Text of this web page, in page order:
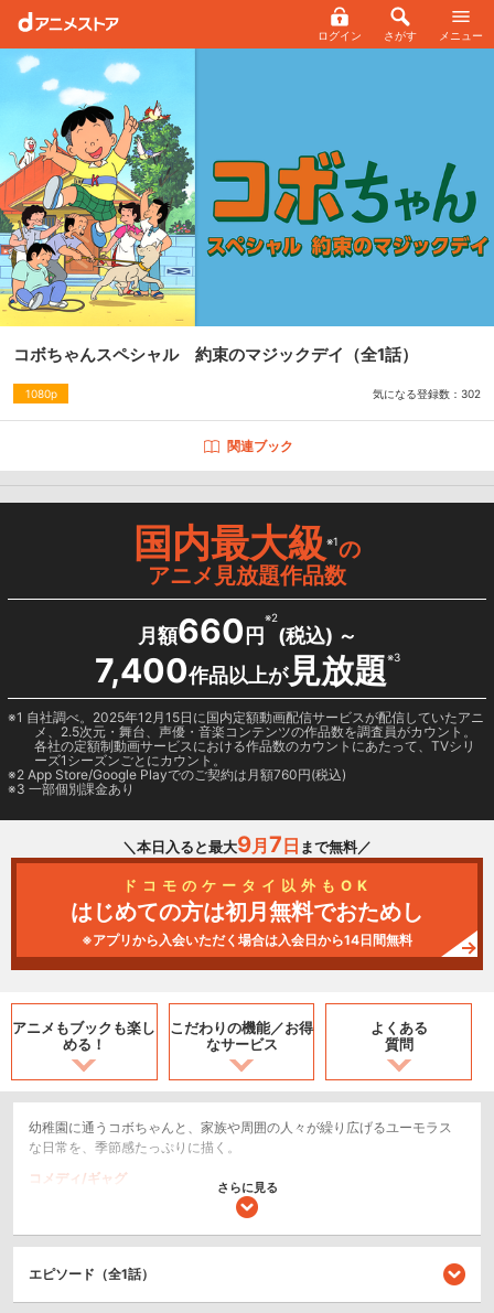
ログイン さがす メニュー
コボちゃんスペシャル 約束のマジックデイ （全1話）
1080p 気になる登録数： 302
関連ブック
国内最大級※1の
アニメ見放題作品数
月額660 円
※2
(税込) ～
7,400作品以上が見放題※3
1 自社調べ。2025年12月15日に国内定額動画配信サービスが配信していたアニ
メ、2.5次元・舞台、声優・音楽コンテンツの作品数を調査員がカウント。
各社の定額制動画サービスにおける作品数のカウントにあたって、TVシリ
ーズ1シーズンごとにカウント。
2 App Store/Google Playでのご契約は月額760円(税込)
3 一部個別課金あり
＼本日入ると最大9月 7 日 まで無料／
ドコモのケータイ以外もOK
はじめての方は初月無料でおためし
※アプリから入会いただく場合は入会日から14日間無料
アニメもブックも楽し
める！
こだわりの機能／お得
なサービス
よくある
質問
幼稚園に通うコボちゃんと、家族や周囲の人々が繰り広げるユーモラス
な日常を、季節感たっぷりに描く。
コメディ/ギャグ
日常/ほのぼの
さらに見る
エピソード（全1話）